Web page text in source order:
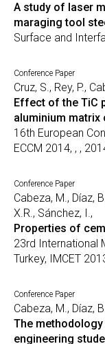
A study of laser
maraging tool
Surface and
Conference Paper
Cruz, S., Rey, P.,
Effect of the TiC
aluminium matrix
16th European
ECCM 2014, , ,
Conference Paper
Cabeza, M., Díaz,
X.R., Sánchez, I.,
Properties of
23rd International
Turkey, IMCET
Conference Paper
Cabeza, M., Díaz,
The
engineering